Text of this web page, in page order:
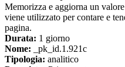
Memorizza e aggiorna un
viene utilizzato per contare e
pagina.
Durata: 1 giorno
Nome: _pk_id.1.921c
Tipologia: analitico